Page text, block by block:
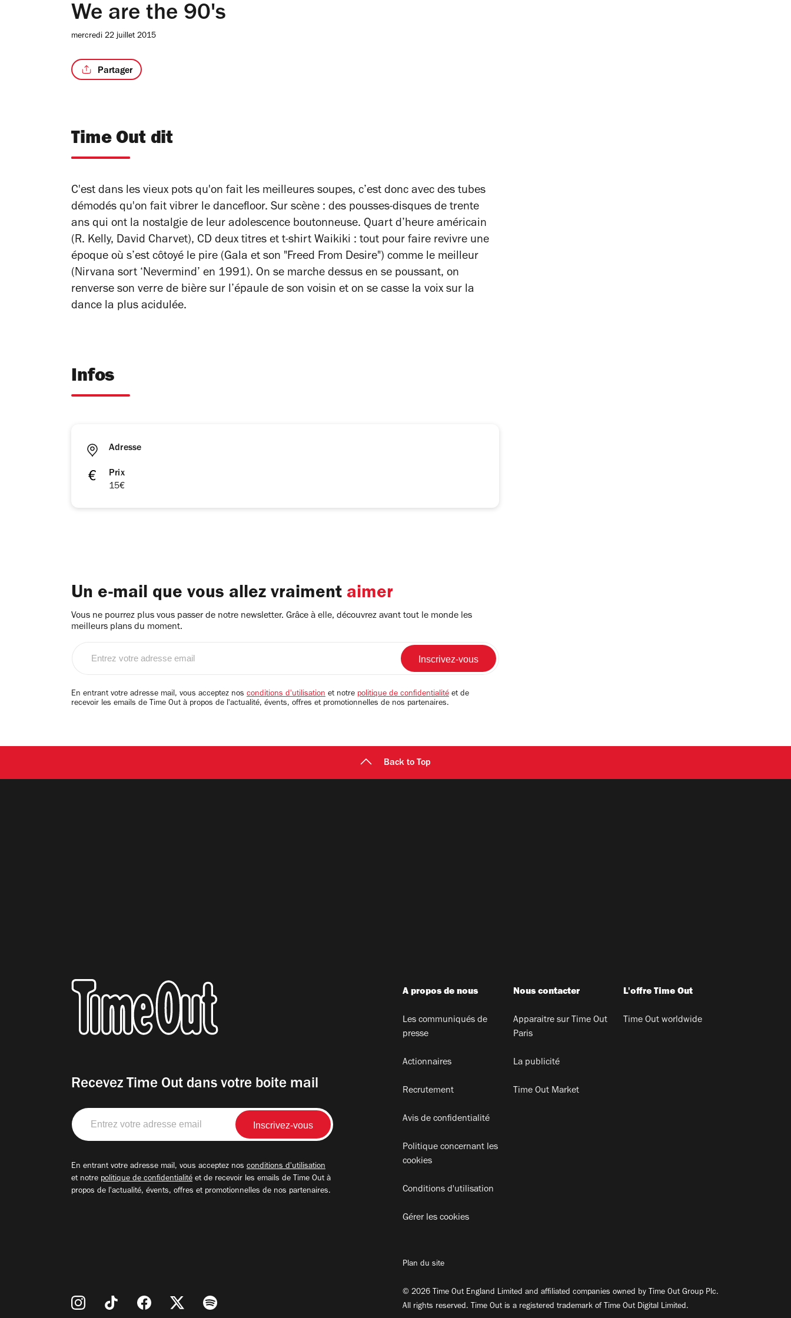
We are the 90's
mercredi 22 juillet 2015
Partager
Time Out dit
C'est dans les vieux pots qu'on fait les meilleures soupes, c’est donc avec des tubes
démodés qu'on fait vibrer le dancefloor. Sur scène : des pousses-disques de trente
ans qui ont la nostalgie de leur adolescence boutonneuse. Quart d’heure américain
(R. Kelly, David Charvet), CD deux titres et t-shirt Waikiki : tout pour faire revivre une
époque où s’est côtoyé le pire (Gala et son "Freed From Desire") comme le meilleur
(Nirvana sort ‘Nevermind’ en 1991). On se marche dessus en se poussant, on
renverse son verre de bière sur l’épaule de son voisin et on se casse la voix sur la
dance la plus acidulée.
Infos
Adresse
Prix
15€
Un e-mail que vous allez vraiment aimer
Vous ne pourrez plus vous passer de notre newsletter. Grâce à elle, découvrez avant tout le monde les
meilleurs plans du moment.
email
En entrant votre adresse mail, vous acceptez nos conditions d'utilisation et notre politique de confidentialité et de
recevoir les emails de Time Out à propos de l'actualité, évents, offres et promotionnelles de nos partenaires.
Back to Top
Recevez Time Out dans votre boite mail
Entrez
votre
adresse
En entrant votre adresse mail, vous acceptez nos conditions d'utilisation
et notre politique de confidentialité et de recevoir les emails de Time Out à
propos de l'actualité, évents, offres et promotionnelles de nos partenaires.
A propos de nous
Les communiqués de
presse
Actionnaires
Recrutement
Avis de confidentialité
Politique concernant les
cookies
Conditions d'utilisation
Gérer les cookies
Nous contacter
Apparaitre sur Time Out
Paris
La publicité
Time Out Market
L'offre Time Out
Time Out worldwide
Plan du site
© 2026 Time Out England Limited and affiliated companies owned by Time Out Group Plc.
All rights reserved. Time Out is a registered trademark of Time Out Digital Limited.